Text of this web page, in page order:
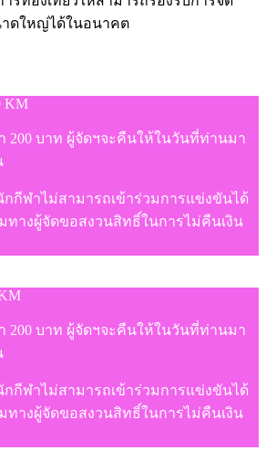
ดใหญ่ได้ในอนาคต
KM
200 บาท ผู้จัดฯจะคืนให้ในวันที่ท่านมา
กีฬาไม่สามารถเข้าร่วมการแข่งขันได้
ทางผู้จัดขอสงวนสิทธิ์ในการไม่คืนเงิน
200 บาท ผู้จัดฯจะคืนให้ในวันที่ท่านมา
กีฬาไม่สามารถเข้าร่วมการแข่งขันได้
ทางผู้จัดขอสงวนสิทธิ์ในการไม่คืนเงิน